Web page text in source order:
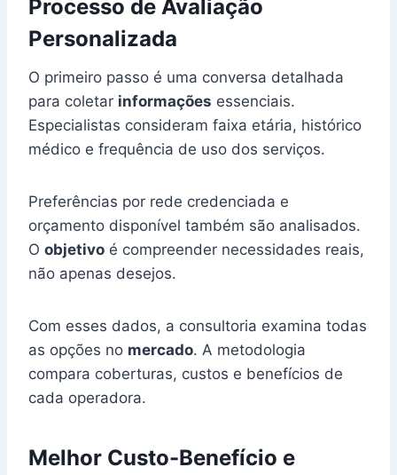
Processo de Avaliação
Personalizada
O primeiro passo é uma conversa detalhada
para coletar informações essenciais.
Especialistas consideram faixa etária, histórico
médico e frequência de uso dos serviços.
Preferências por rede credenciada e
orçamento disponível também são analisados.
O objetivo é compreender necessidades reais,
não apenas desejos.
Com esses dados, a consultoria examina todas
as opções no mercado. A metodologia
compara coberturas, custos e benefícios de
cada operadora.
Melhor Custo-Benefício e